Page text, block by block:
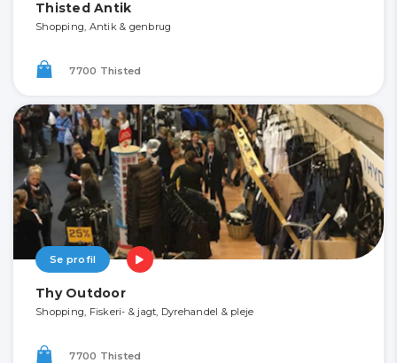
Thisted Antik
Shopping, Antik & genbrug
7700 Thisted
Se profil
Thy Outdoor
Shopping, Fiskeri- & jagt, Dyrehandel & pleje
7700 Thisted